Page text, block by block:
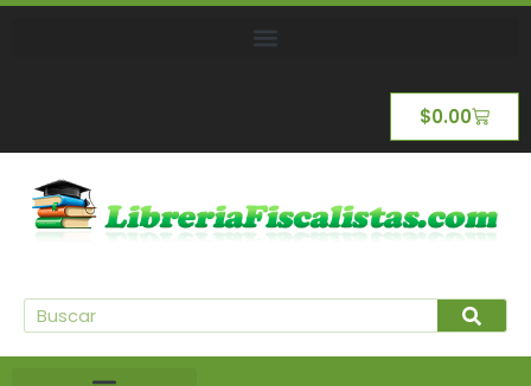
$0.00